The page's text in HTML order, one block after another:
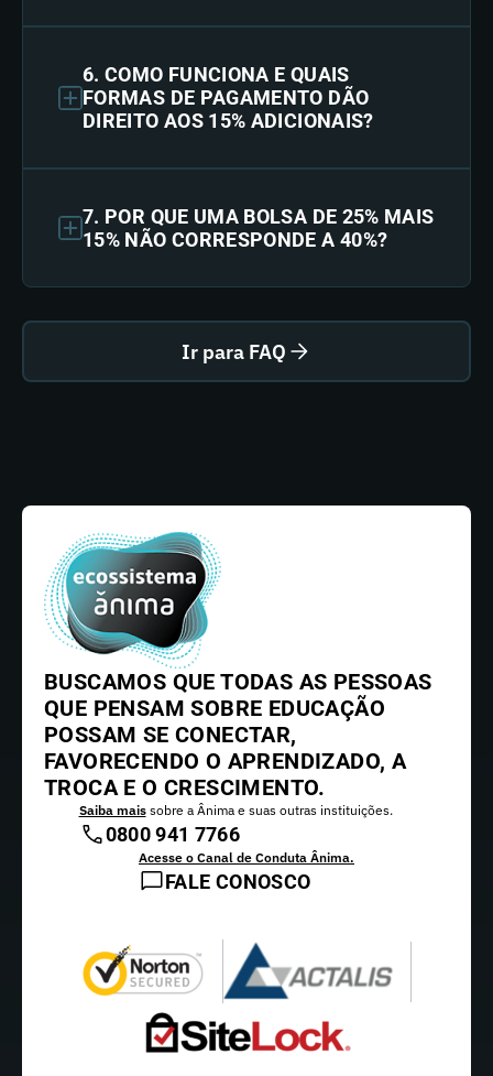
6. COMO FUNCIONA E QUAIS
FORMAS DE PAGAMENTO DÃO
DIREITO AOS 15% ADICIONAIS?
7. POR QUE UMA BOLSA DE 25% MAIS
15% NÃO CORRESPONDE A 40%?
Ir para FAQ
BUSCAMOS QUE TODAS AS PESSOAS
QUE PENSAM SOBRE EDUCAÇÃO
POSSAM SE CONECTAR,
FAVORECENDO O APRENDIZADO, A
TROCA E O CRESCIMENTO.
Saiba maissobre a Ânima e suas outras instituições.
0800 941 7766
Acesse o Canal de Conduta Ânima.
FALE CONOSCO